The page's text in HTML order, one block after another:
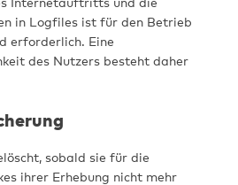
in Logfiles ist für den Betrieb
erforderlich. Eine
des Nutzers besteht daher
sobald sie für die
ihrer Erhebung nicht mehr